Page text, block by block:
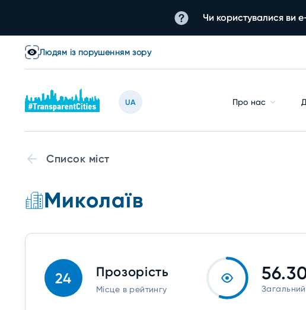
Чи користувалися ви
Людям із порушенням зору
UA Про нас
Список міст
Миколаїв
24 Прозорість
Місце в рейтингу